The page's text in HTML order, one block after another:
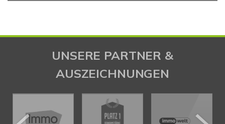
UNSERE PARTNER &
AUSZEICHNUNGEN